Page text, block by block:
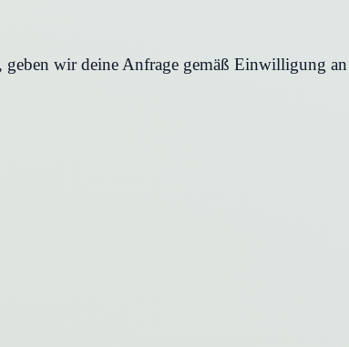
wir deine Anfrage gemäß Einwilligung an